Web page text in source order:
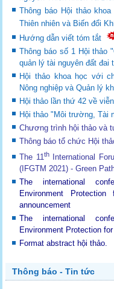
Thông báo Hội thảo
Thiên nhiên và Biến đổi
Hướng dẫn viết tóm tắt
Thông báo số 1 Hội thảo
quản lý tài nguyên đất đai
Hội thảo khoa học với
Nông nghiệp và Quản lý
Hội thảo lần thứ 42 về
Hội thảo "Môi trường, Tài
Chương trình hội thảo và
Thông báo tổ chức Hội
The 11thInternational
(IFGTM 2021) - Green
The international
Environment Protection
announcement
The international
Environment Protection
Format abstract hội thảo.
Thông báo - Tin tức